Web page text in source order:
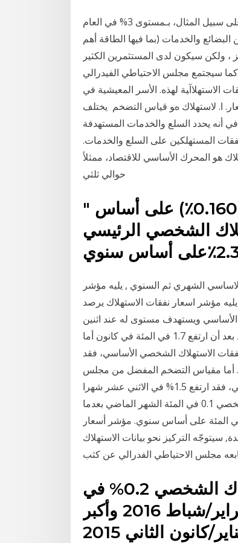
ارتفعت نفقات الاستهلاك الشخصي التي تتضمن الطعام والطاقة، على سبيل المثال، بـمستوى 3% في العام
والخدمات (بما فيها الطاقة أهم
، ولكن سيكون لدى المستثمرين الكثير
كما سيجتمع مجلس الاحتياطي الفيدرالي
اﻻﺳﺘﻬﻼآﻴﺔ ﻟﻬﺬﻩ. اﻷﺳﺮ اﻟﻤﻌﻴﺸﻴﺔ ﻓﻲ
ا. ﻻﺳﺘﻬﻼك هﻮ ﻗﻴﺎس اﻟﺘﻀﺨﻢ يختلف
أنه يحدد السلع والخدمات المستهدفة
والطاقة 25% من مؤشر يحدد نفقات المستهلكين على السلع والخدمات.
هو المحرك الأساسي للاقتصاد، ممثلاً
" بالإجمال ، نتوقع زيادة بنسبة 0.2٪ (0.160٪) على أساس
الشخصي الرئيسي
الشهري ثم السنوي , يليه مؤشر
مؤشر اسعار نفقات الاستهلاك يرصد
ويستهدف مستوى له عند اثنين
بالمئة. زاد ذلك المؤشر 1.8 في المئة على أساس سنوي في شباط بعد أن ارتفع 1.7 في المئة في كانون أما
الاستهلاك الشخصي الأساسي، فقد
أيلول. أما مقياس التضخم المفضل من مجلس
الاحتياطي، وهو مؤشر أسعار نفقات الاستهلاك الشخصي الأساسي، فقد ارتفع 1.5% في الاثني عشر شهرا
حتى نهاية سبتمبر أيلول. وارتفع مؤشر أسعار نفقات الاستهلاك الشخصي 0.1 في المئة الشهر الماضي بعدما
في المئة في يناير. ودفع هذا المؤشر للارتفاع بوتيرة 2.1 في المئة على أساس سنوي. مؤشر أسعار
سيتوجّه التركيز نحو بيانات الاستهلاك
مجلس الاحتياطي الفدرالي عن كثب
وانخفض مؤشر أسعار نفقات الاستهلاك الشخصي 0.2% في
مارس/آذار وهو أول انخفاض منذ فبراير/شباط 2016 وأكبر